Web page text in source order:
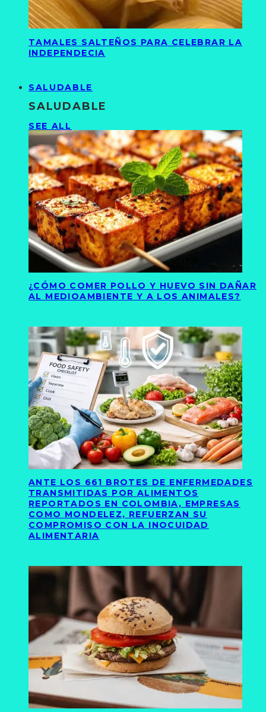
TAMALES SALTEÑOS PARA CELEBRAR LA
INDEPENDECIA
SALUDABLE
SALUDABLE
SEE ALL
¿CÓMO COMER POLLO Y HUEVO SIN DAÑAR
AL MEDIOAMBIENTE Y A LOS ANIMALES?
ANTE LOS 661 BROTES DE ENFERMEDADES
TRANSMITIDAS POR ALIMENTOS
REPORTADOS EN COLOMBIA, EMPRESAS
COMO MONDELEZ, REFUERZAN SU
COMPROMISO CON LA INOCUIDAD
ALIMENTARIA